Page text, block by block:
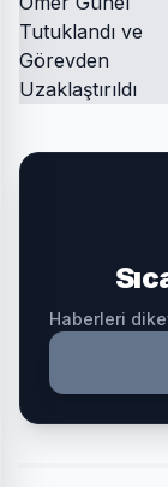
Haberleri